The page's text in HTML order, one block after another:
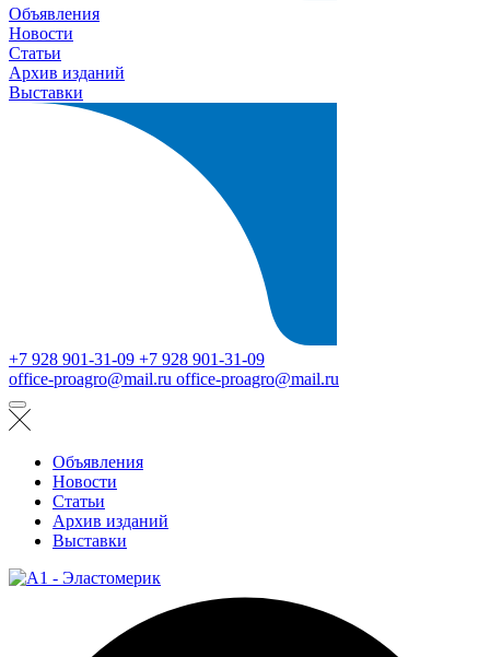
Объявления
Новости
Статьи
Архив изданий
Выставки
+7 928 901-31-09 +7 928 901-31-09
office-proagro@mail.ru office-proagro@mail.ru
Объявления
Новости
Статьи
Архив изданий
Выставки